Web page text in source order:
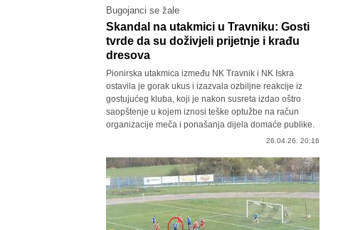
Bugojanci se žale
Skandal na utakmici u Travniku: Gosti
tvrde da su doživjeli prijetnje i krađu
dresova
Pionirska utakmica između NK Travnik i NK Iskra
ostavila je gorak ukus i izazvala ozbiljne reakcije iz
gostujućeg kluba, koji je nakon susreta izdao oštro
saopštenje u kojem iznosi teške optužbe na račun
organizacije meča i ponašanja dijela domaće publike.
26.04.26. 20:16